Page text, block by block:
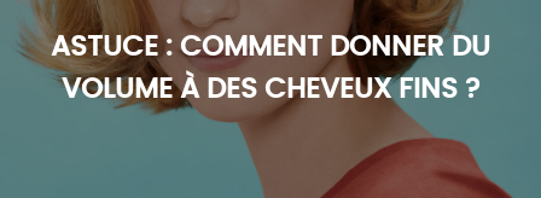
ASTUCE : COMMENT DONNER DU
VOLUME À DES CHEVEUX FINS ?